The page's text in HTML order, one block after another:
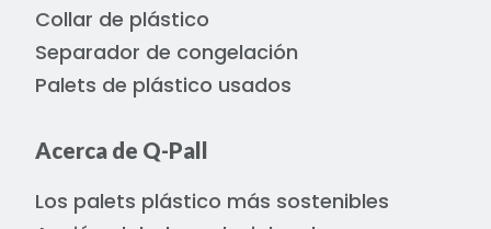
Collar de plástico
Separador de congelación
Palets de plástico usados
Acerca de Q-Pall
Los palets plástico más sostenibles